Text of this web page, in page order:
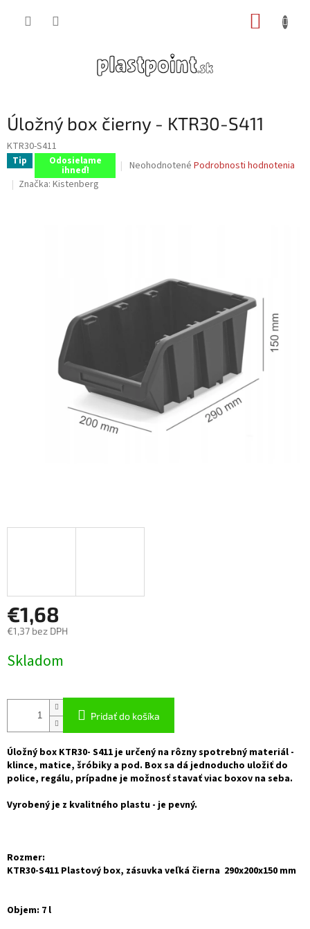
Úložný box čierny - KTR30-S411
KTR30-S411
Tip Odosielame
ihneď!
Priemerné
Neohodnotené Podrobnosti hodnotenia
Značka: Kistenberg
€1,68
€1,37 bez DPH
cena:
Skladom
Pridať do košíka
Úložný box KTR30- S411 je určený na rôzny spotrebný materiál -
klince, matice, šróbiky a pod. Box sa dá jednoducho uložiť do
police, regálu, prípadne je možnosť stavať viac boxov na seba.
Vyrobený je z kvalitného plastu - je pevný.
Rozmer:
KTR30-S411 Plastový box, zásuvka veľká čierna 290x200x150 mm
Objem: 7 l